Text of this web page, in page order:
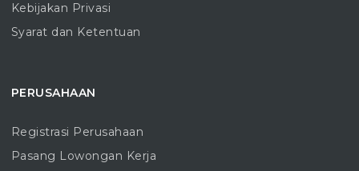
Kebijakan Privasi
Syarat dan Ketentuan
PERUSAHAAN
Registrasi Perusahaan
Pasang Lowongan Kerja